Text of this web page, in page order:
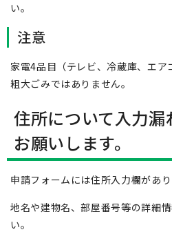
い。
注意
家電4品目（テレビ、冷蔵庫、エア
粗大ごみではありません。
住所について入力
お願いします。
申請フォームには住所入力欄があり
地名や建物名、部屋番号等の詳細
い。